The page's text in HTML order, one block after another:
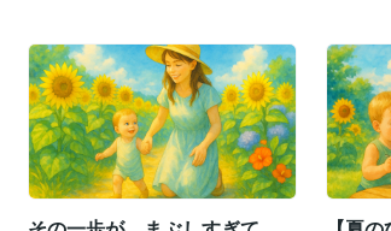
送および、制作後の返送は、ご依頼主様
にてご負担頂きました）合計：10,000円
＋送料
裕美さん
愛で溢れ